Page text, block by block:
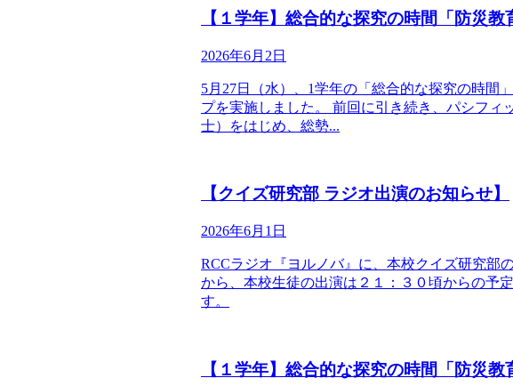
【１学年】総合的な探究の時間「防災
2026年6月2日
5月27日（水）、1学年の「総合的な探究の時間
プを実施しました。 前回に引き続き、パシフィ
士）をはじめ、総勢...
【クイズ研究部 ラジオ出演のお知らせ】
2026年6月1日
RCCラジオ『ヨルノバ』に、本校クイズ研究部
から、本校生徒の出演は２１：３０頃からの予
す。
【１学年】総合的な探究の時間「防災